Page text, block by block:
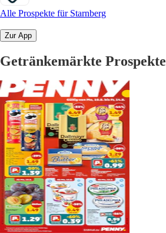
Alle Prospekte für Starnberg
Zur App
Getränkemärkte Prospekte